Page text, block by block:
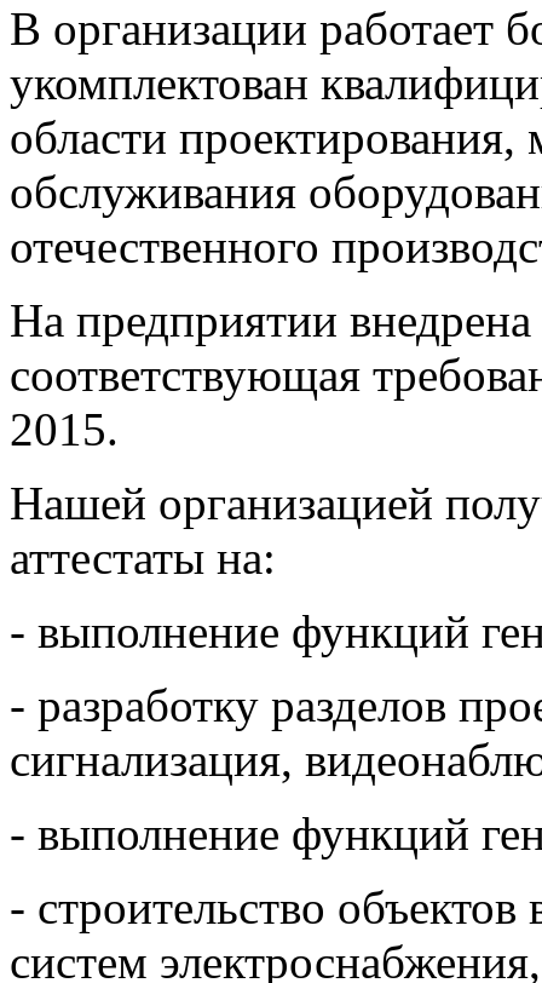
В организации работает
укомплектован
области
обслуживания
отечественного
На предприятии
соответствующая
2015.
Нашей организацией
аттестаты на:
- выполнение функций
- разработку разделов
сигнализация,
- выполнение функций
- строительство
систем